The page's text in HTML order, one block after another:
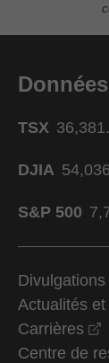
TSX
DJIA
S&P 500
Divulgations
Actualités et
Carrières
Centre de